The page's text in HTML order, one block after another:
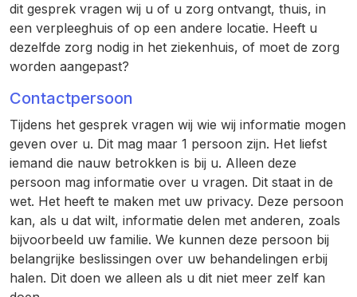
dit gesprek vragen wij u of u zorg ontvangt, thuis, in
een verpleeghuis of op een andere locatie. Heeft u
dezelfde zorg nodig in het ziekenhuis, of moet de zorg
worden aangepast?
Contactpersoon
Tijdens het gesprek vragen wij wie wij informatie mogen
geven over u. Dit mag maar 1 persoon zijn. Het liefst
iemand die nauw betrokken is bij u. Alleen deze
persoon mag informatie over u vragen. Dit staat in de
wet. Het heeft te maken met uw privacy. Deze persoon
kan, als u dat wilt, informatie delen met anderen, zoals
bijvoorbeeld uw familie. We kunnen deze persoon bij
belangrijke beslissingen over uw behandelingen erbij
halen. Dit doen we alleen als u dit niet meer zelf kan